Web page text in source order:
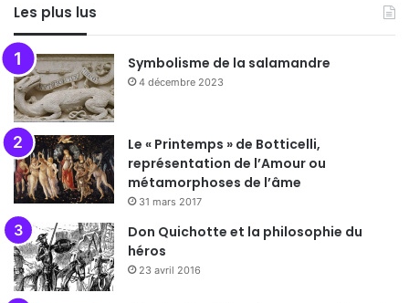
Les plus lus
Symbolisme de la salamandre
4 décembre 2023
Le « Printemps » de Botticelli,
représentation de l’Amour ou
métamorphoses de l’âme
31 mars 2017
Don Quichotte et la philosophie du
héros
23 avril 2016